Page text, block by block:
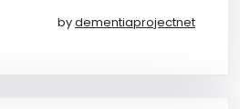
bydementiaprojectnet